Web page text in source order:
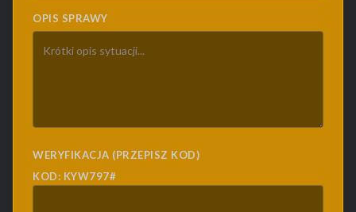
OPIS SPRAWY
WERYFIKACJA (PRZEPISZ KOD)
KOD: KYW797#